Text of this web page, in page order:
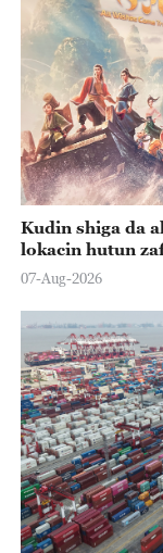
Kudin shiga da
lokacin hutun
07-Aug-2026